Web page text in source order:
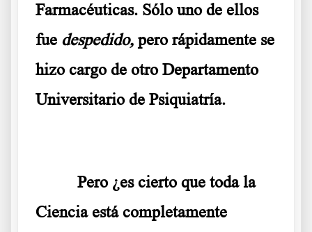
Farmacéuticas. Sólo uno de ellos
fue despedido, pero rápidamente se
hizo cargo de otro Departamento
Universitario de Psiquiatría.
Pero ¿es cierto que toda la
Ciencia está completamente